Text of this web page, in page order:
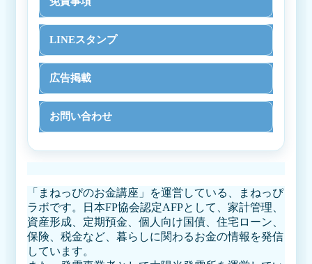
LINEスタンプ
広告掲載
お問い合わせ
「まねっぴのお金講座」を運営している、まねっぴ
ラボです。日本FP協会認定AFPとして、家計管理、
資産形成、定期預金、個人向け国債、住宅ローン、
保険、税金など、暮らしに関わるお金の情報を発信
しています。